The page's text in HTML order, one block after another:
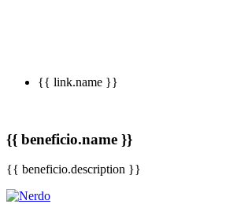
{{ link.name }}
{{ beneficio.name }}
{{ beneficio.description }}